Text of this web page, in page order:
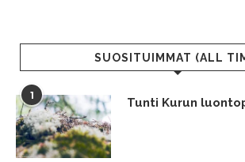
SUOSITUIMMAT (ALL
1
Tunti Kurun